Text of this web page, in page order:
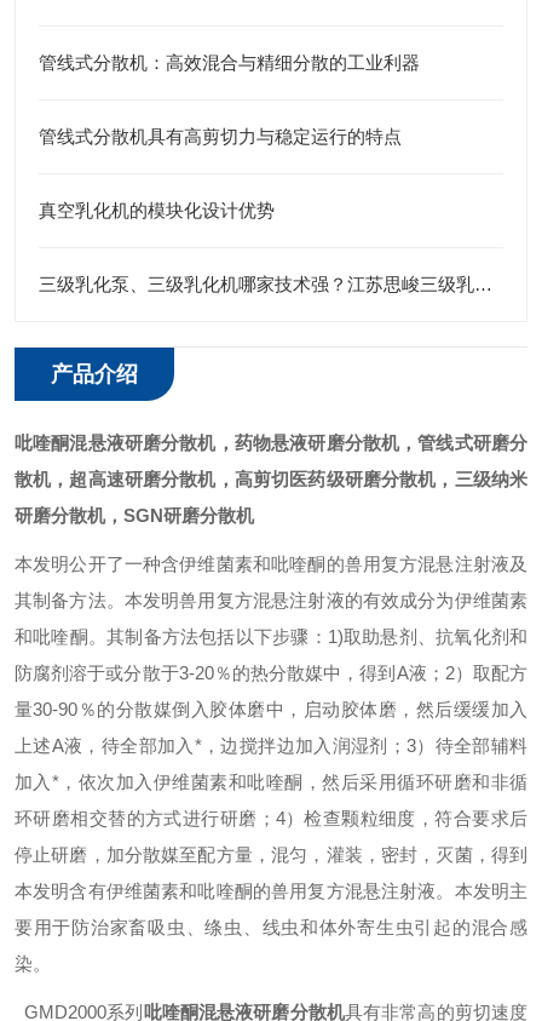
管线式分散机：高效混合与精细分散的工业利器
管线式分散机具有高剪切力与稳定运行的特点
真空乳化机的模块化设计优势
三级乳化泵、三级乳化机哪家技术强？江苏思峻三级乳化头给出答案
产品介绍
吡喹酮混悬液研磨分散机，药物悬液研磨分散机，管线式研磨分
散机，超高速研磨分散机，高剪切医药级研磨分散机，三级纳米
研磨分散机，SGN研磨分散机
本发明公开了一种含伊维菌素和吡喹酮的兽用复方混悬注射液及
其制备方法。本发明兽用复方混悬注射液的有效成分为伊维菌素
和吡喹酮。其制备方法包括以下步骤：1)取助悬剂、抗氧化剂和
防腐剂溶于或分散于3-20％的热分散媒中，得到A液；2）取配方
量30-90％的分散媒倒入胶体磨中，启动胶体磨，然后缓缓加入
上述A液，待全部加入*，边搅拌边加入润湿剂；3）待全部辅料
加入*，依次加入伊维菌素和吡喹酮，然后采用循环研磨和非循
环研磨相交替的方式进行研磨；4）检查颗粒细度，符合要求后
停止研磨，加分散媒至配方量，混匀，灌装，密封，灭菌，得到
本发明含有伊维菌素和吡喹酮的兽用复方混悬注射液。本发明主
要用于防治家畜吸虫、绦虫、线虫和体外寄生虫引起的混合感
染。
GMD2000系列 吡喹酮混悬液研磨分散机具有非常高的剪切速度